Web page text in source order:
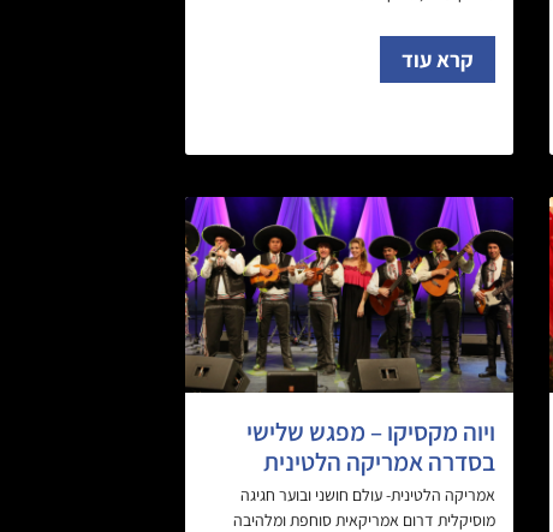
קרא עוד
ויוה מקסיקו – מפגש שלישי
בסדרה אמריקה הלטינית
אמריקה הלטינית- עולם חושני ובוער חגיגה
מוסיקלית דרום אמריקאית סוחפת ומלהיבה